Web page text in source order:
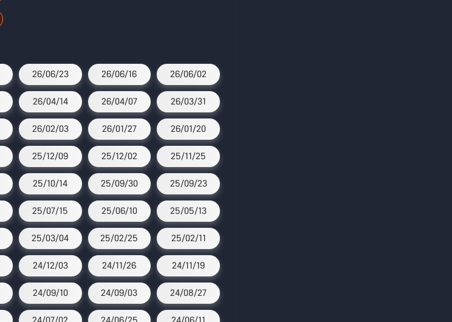
26/06/23 26/06/16 26/06/02
26/04/14 26/04/07 26/03/31
26/02/03 26/01/27 26/01/20
25/12/09 25/12/02 25/11/25
25/10/14 25/09/30 25/09/23
25/07/15 25/06/10 25/05/13
25/03/04 25/02/25 25/02/11
24/12/03 24/11/26 24/11/19
24/09/10 24/09/03 24/08/27